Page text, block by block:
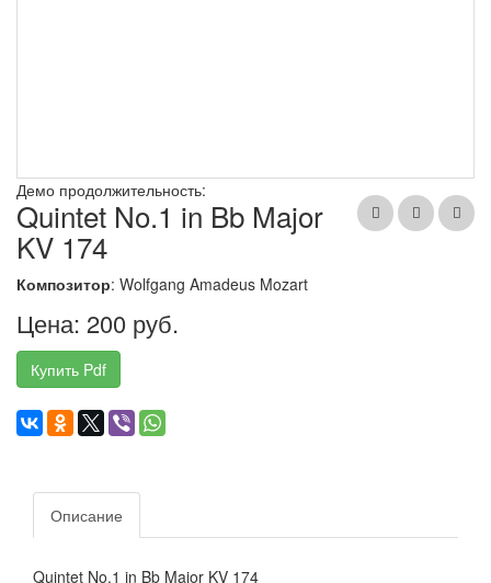
Демо продолжительность:
Quintet No.1 in Bb Major
KV 174
Композитор: Wolfgang Amadeus Mozart
Цена: 200 руб.
Купить Pdf
Описание
Quintet No.1 in Bb Major KV 174